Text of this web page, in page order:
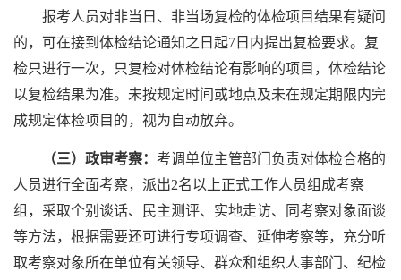
报考人员对非当日、非当场复检的体检项目结果有疑问
的，可在接到体检结论通知之日起7日内提出复检要求。复
检只进行一次，只复检对体检结论有影响的项目，体检结论
以复检结果为准。未按规定时间或地点及未在规定期限内完
成规定体检项目的，视为自动放弃。
（三）政审考察： 考调单位主管部门负责对体检合格的
人员进行全面考察，派出2名以上正式工作人员组成考察
组，采取个别谈话、民主测评、实地走访、同考察对象面谈
等方法，根据需要还可进行专项调查、延伸考察等，充分听
取考察对象所在单位有关领导、群众和组织人事部门、纪检